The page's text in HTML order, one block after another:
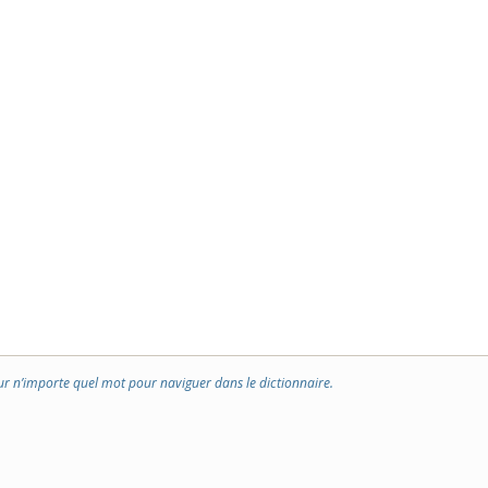
n’importe quel mot pour naviguer dans le dictionnaire.